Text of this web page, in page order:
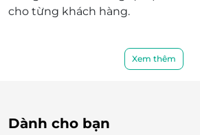
cho từng khách hàng.
Xem thêm
Dành cho bạn